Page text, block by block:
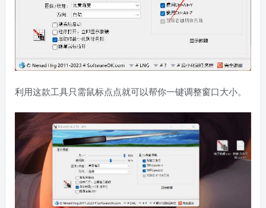
利用这款工具只需鼠标点点就可以帮你一键调整窗口大小。